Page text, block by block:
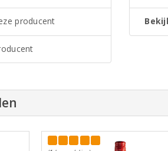
producent